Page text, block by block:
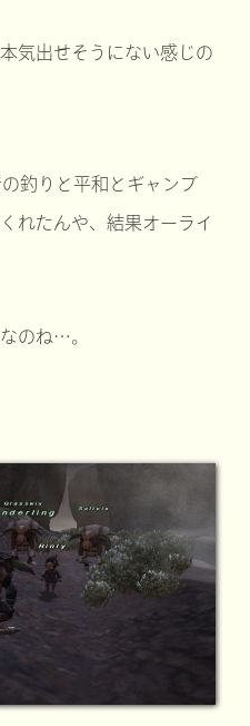
気出せそうにない感じの
釣りと平和とギャンブ
れたんや、結果オーライ
のね…。